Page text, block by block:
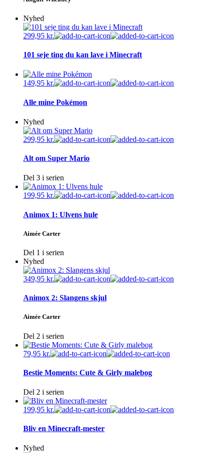
Nyhed
299,95 kr.
101 seje ting du kan lave i Minecraft
149,95 kr.
Alle mine Pokémon
Nyhed
299,95 kr.
Alt om Super Mario
Del 3 i serien
199,95 kr.
Animox 1: Ulvens hule
Aimée Carter
Del 1 i serien
Nyhed
349,95 kr.
Animox 2: Slangens skjul
Aimée Carter
Del 2 i serien
79,95 kr.
Bestie Moments: Cute & Girly malebog
Del 2 i serien
199,95 kr.
Bliv en Minecraft-mester
Nyhed